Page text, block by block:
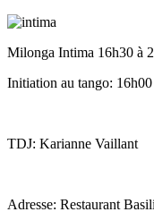
Milonga Intima 16h30 à
Initiation au tango:
TDJ: Karianne Vaillant
Adresse: Restaurant